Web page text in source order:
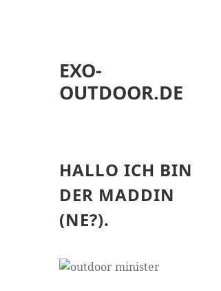
EXO-
OUTDOOR.DE
HALLO ICH BIN
DER MADDIN
(NE?).